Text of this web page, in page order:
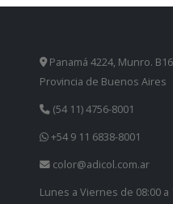
Panamá 4224, Munro.
Provincia de Buenos Aires
(54 11) 4756-8001
+54 9 11 6838-8001
color@adicol.com.ar
Lunes a Viernes de 08:00 a